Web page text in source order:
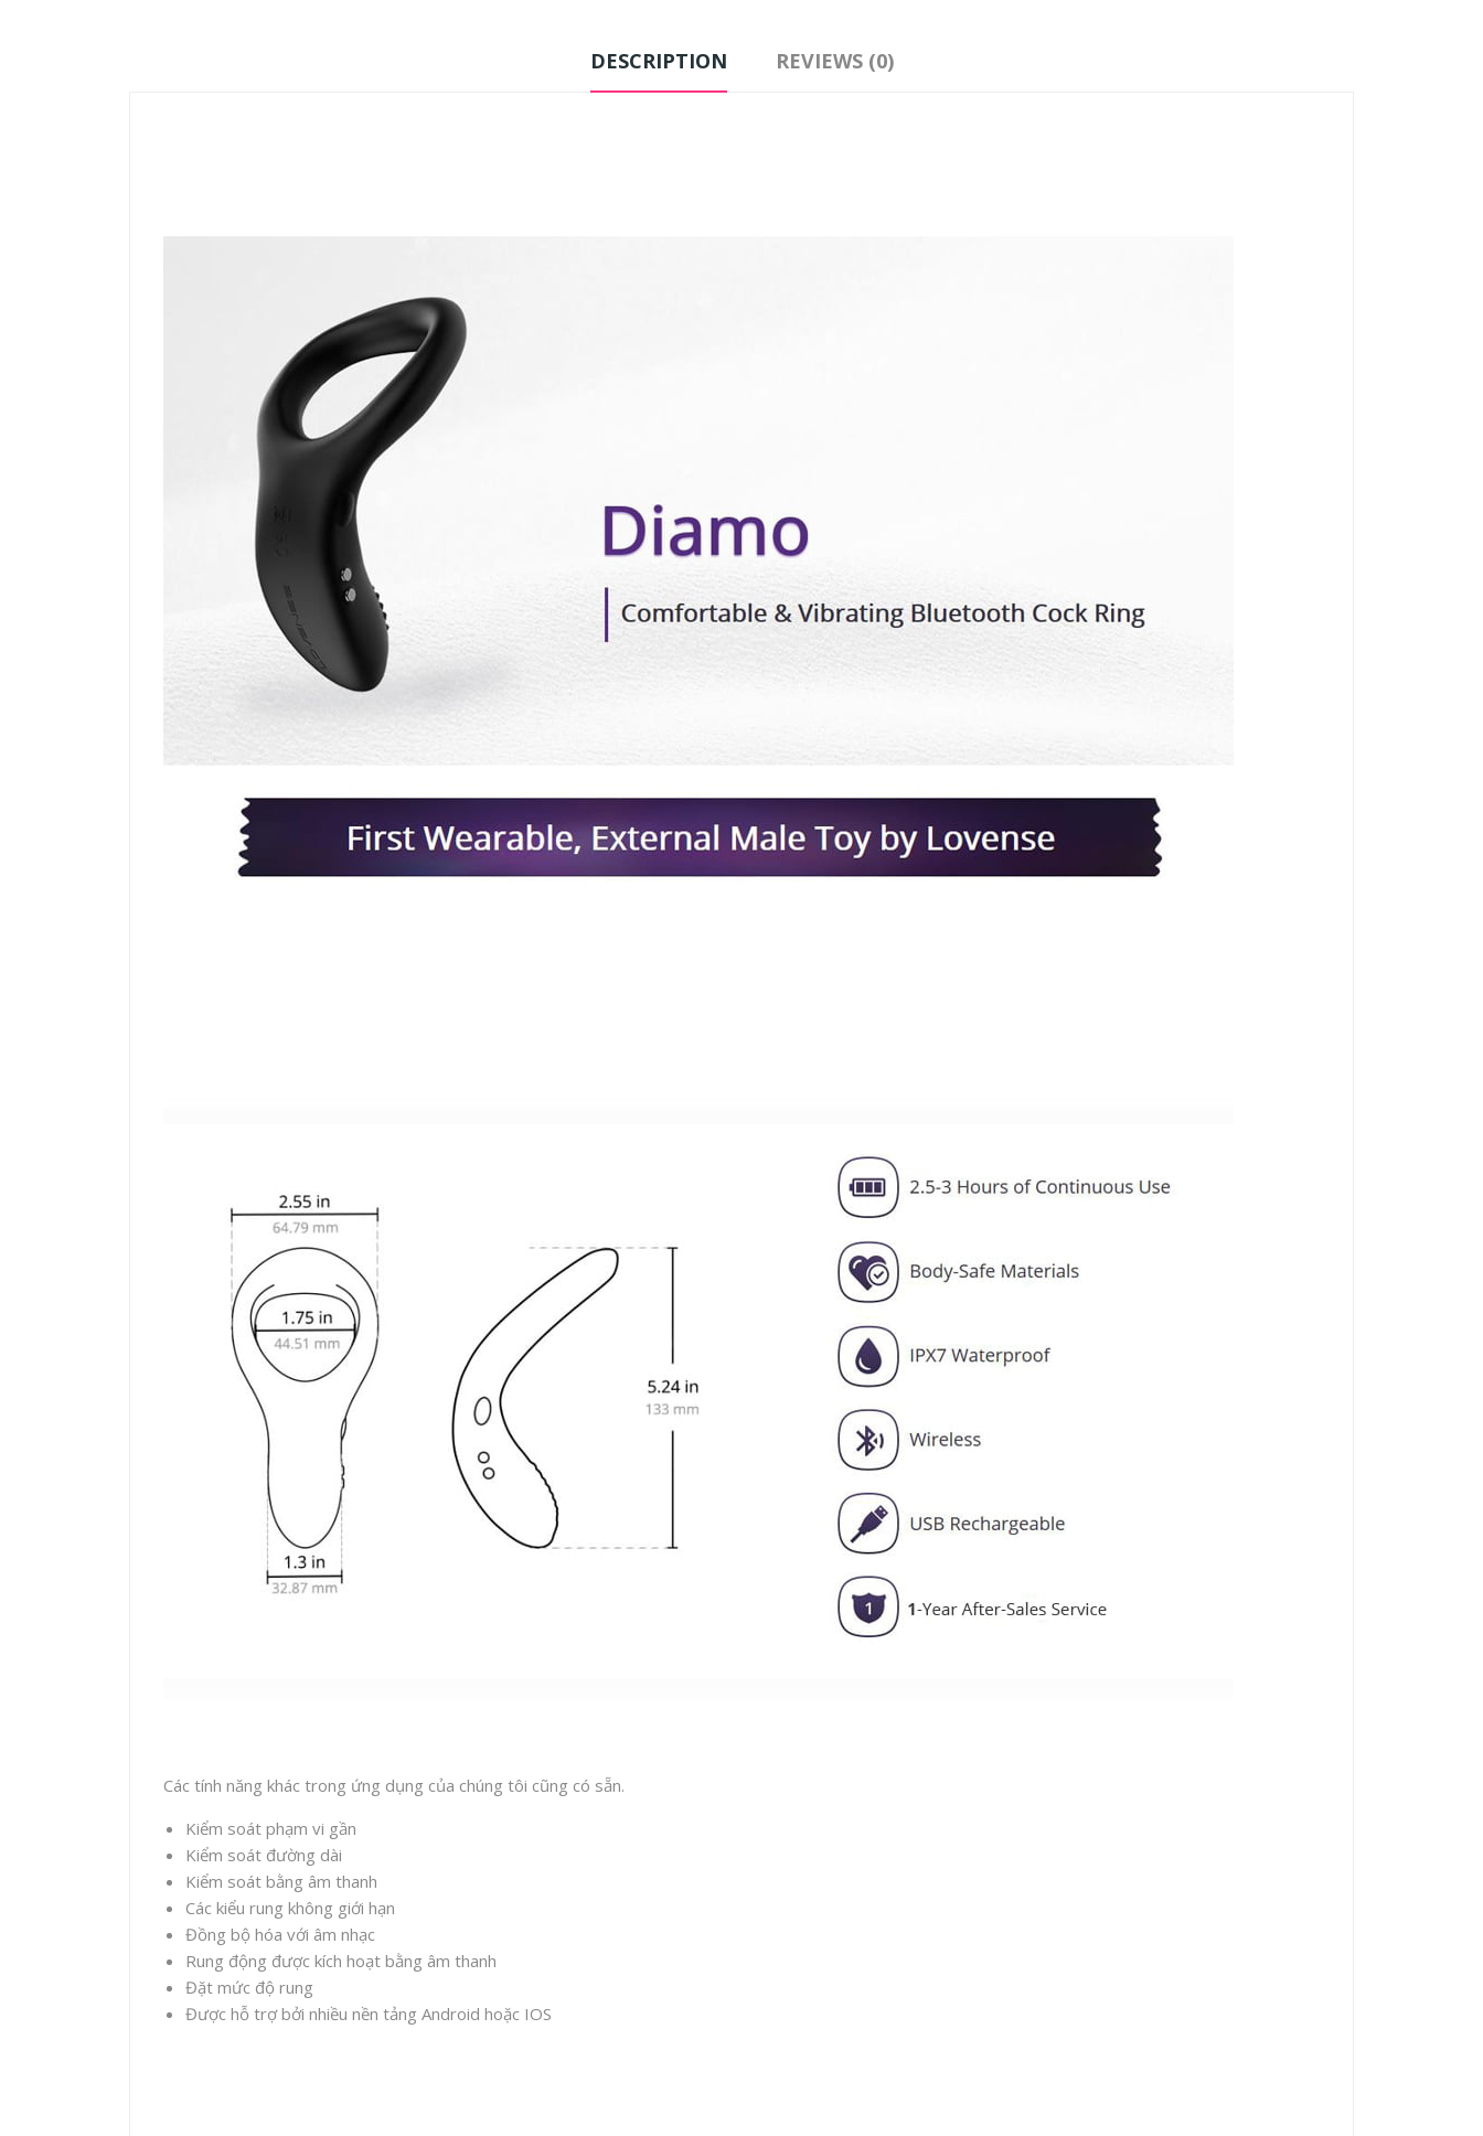
LOVENSE
|
DESCRIPTION REVIEWS (0)
Các tính năng khác trong ứng dụng của chúng tôi cũng có sẵn.
Kiểm soát phạm vi gần
Kiểm soát đường dài
Kiểm soát bằng âm thanh
Các kiểu rung không giới hạn
Đồng bộ hóa với âm nhạc
Rung động được kích hoạt bằng âm thanh
Đặt mức độ rung
Được hỗ trợ bởi nhiều nền tảng Android hoặc IOS